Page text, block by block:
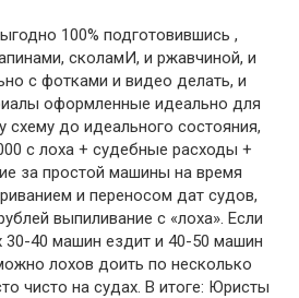
100% подготовившись ,
сколамИ, и ржавчиной, и
с фотками и видео делать, и
оформленные идеально для
схему до идеального состояния,
с лоха + судебные расходы +
за простой машины на время
и переносом дат судов,
выпиливание с «лоха». Если
30-40 машин ездит и 40-50 машин
лохов доить по несколько
чисто на судах. В итоге: Юристы